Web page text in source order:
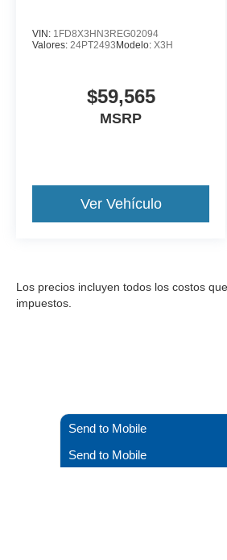
VIN: 1FD8X3HN3REG02094
Valores: 24PT2493 Modelo: X3H
$59,565
MSRP
Ver Vehículo
Los precios incluyen todos los costos
impuestos.
Send to Mobile
Send to Mobile